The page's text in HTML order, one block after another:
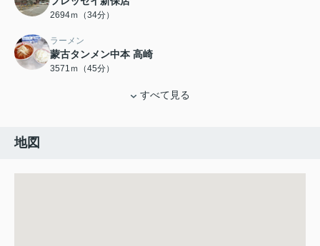
2694ｍ（34分）
ラーメン
蒙古タンメン中本 高崎
3571ｍ（45分）
すべて見る
地図